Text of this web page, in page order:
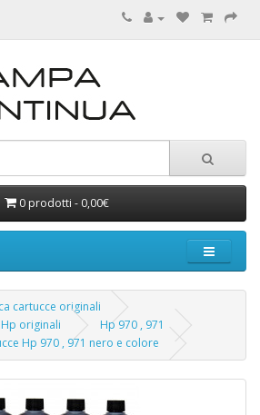
0 prodotti - 0,00€
cartucce originali
originali
Hp 970 , 971
Hp 970 , 971 nero e colore